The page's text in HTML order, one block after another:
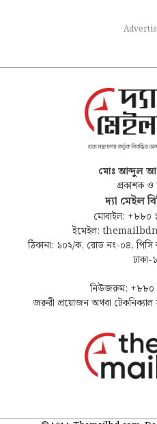
মোঃ আব্দুল
প্রকাশক
দ্যা মেইল
মোবাইল: +৮৮০
ইমেইল:
ঠিকানা: ১০২/ক, রোড নং-০৪, পিসি
ঢাকা-
নিউজরুম: +৮৮০
জরুরী প্রয়োজন অথবা